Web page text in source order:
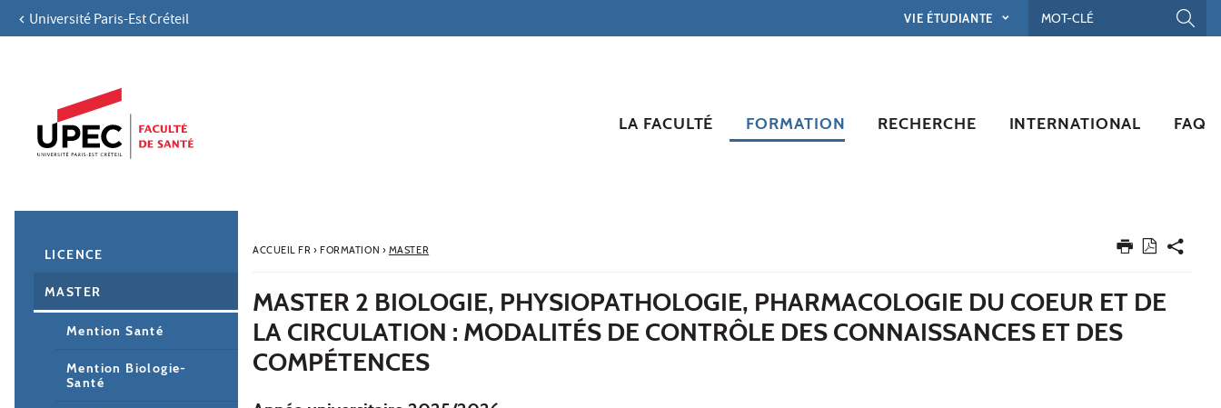
Aller au contenu
Navigation secondaire
Université Paris-Est Créteil VIE ÉTUDIANTE
LA FACULTÉ FORMATION RECHERCHE INTERNATIONAL FAQ
ACCUEIL FR› FORMATION › MASTER
MASTER 2 BIOLOGIE, PHYSIOPATHOLOGIE, PHARMACOLOGIE DU COEUR ET DE
LA CIRCULATION : MODALITÉS DE CONTRÔLE DES CONNAISSANCES ET DES
COMPÉTENCES
LICENCE
MASTER
Mention Santé
Mention Biologie-
Santé